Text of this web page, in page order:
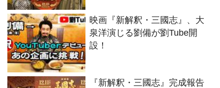
映画『新解釈・三國志』、大
泉洋演じる劉備が劉Tube開
設！
『新解釈・三國志』完成報告